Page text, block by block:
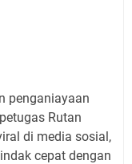
penganiayaan
Rutan
di media sosial,
cepat dengan